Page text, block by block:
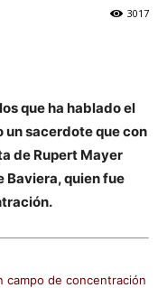
3017
que ha hablado el
un sacerdote que con
de Rupert Mayer
Baviera, quien fue
campo de concentración